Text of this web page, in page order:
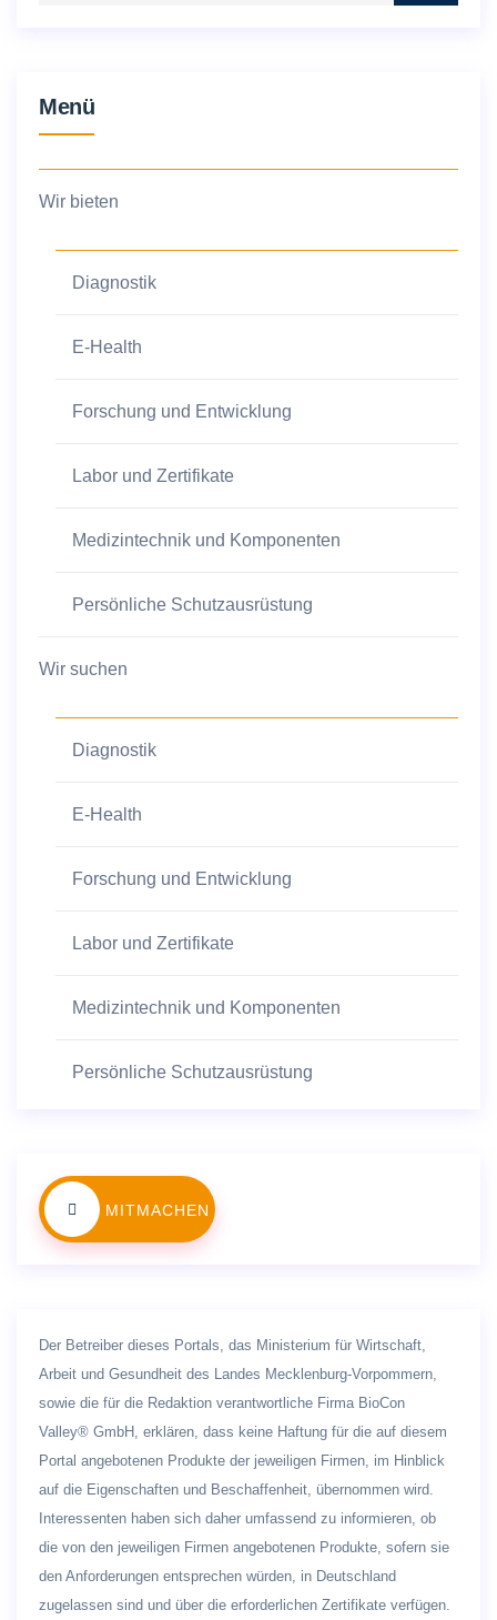
Menü
Wir bieten
Diagnostik
E-Health
Forschung und Entwicklung
Labor und Zertifikate
Medizintechnik und Komponenten
Persönliche Schutzausrüstung
Wir suchen
Diagnostik
E-Health
Forschung und Entwicklung
Labor und Zertifikate
Medizintechnik und Komponenten
Persönliche Schutzausrüstung
MITMACHEN
Der Betreiber dieses Portals, das Ministerium für Wirtschaft,
Arbeit und Gesundheit des Landes Mecklenburg-Vorpommern,
sowie die für die Redaktion verantwortliche Firma BioCon
Valley® GmbH, erklären, dass keine Haftung für die auf diesem
Portal angebotenen Produkte der jeweiligen Firmen, im Hinblick
auf die Eigenschaften und Beschaffenheit, übernommen wird.
Interessenten haben sich daher umfassend zu informieren, ob
die von den jeweiligen Firmen angebotenen Produkte, sofern sie
den Anforderungen entsprechen würden, in Deutschland
zugelassen sind und über die erforderlichen Zertifikate verfügen.